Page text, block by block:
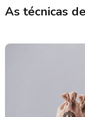
As técnicas